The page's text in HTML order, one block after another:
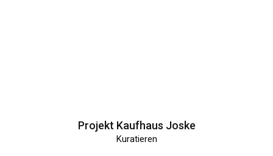
Projekt Kaufhaus Joske
Kuratieren